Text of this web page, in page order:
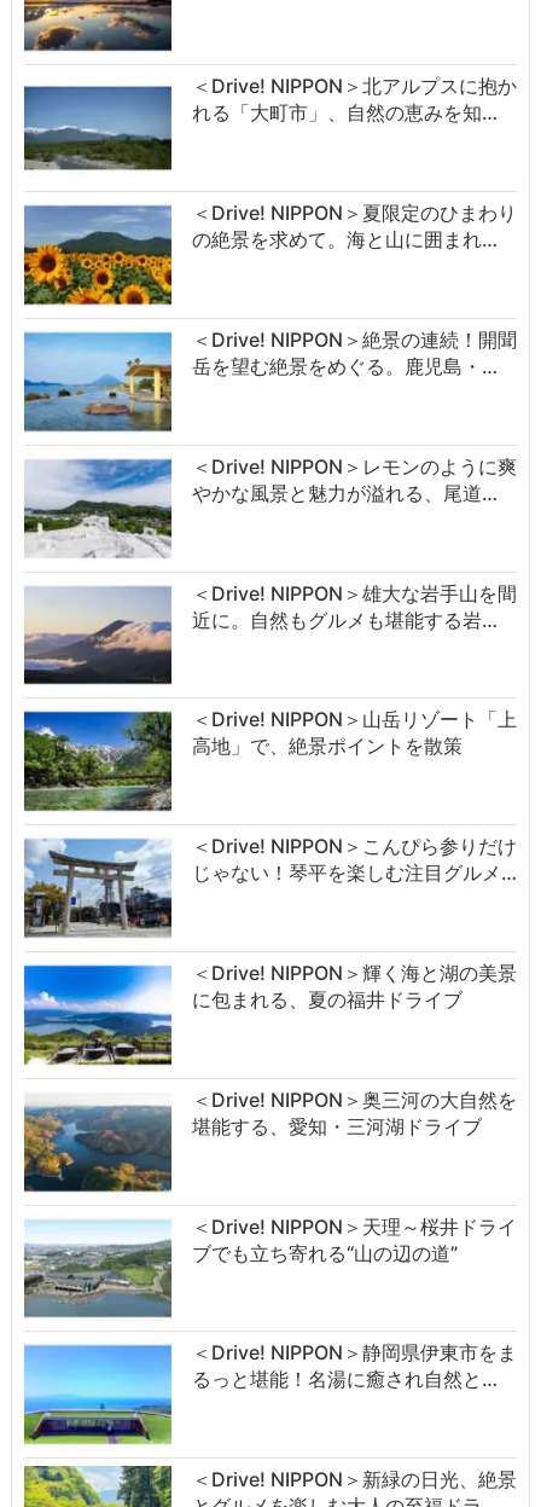
＜Drive! NIPPON＞北アルプスに抱か
れる「大町市」、自然の恵みを知…
＜Drive! NIPPON＞夏限定のひまわり
の絶景を求めて。海と山に囲まれ…
＜Drive! NIPPON＞絶景の連続！開聞
岳を望む絶景をめぐる。鹿児島・…
＜Drive! NIPPON＞レモンのように爽
やかな風景と魅力が溢れる、尾道…
＜Drive! NIPPON＞雄大な岩手山を間
近に。自然もグルメも堪能する岩…
＜Drive! NIPPON＞山岳リゾート「上
高地」で、絶景ポイントを散策
＜Drive! NIPPON＞こんぴら参りだけ
じゃない！琴平を楽しむ注目グルメ…
＜Drive! NIPPON＞輝く海と湖の美景
に包まれる、夏の福井ドライブ
＜Drive! NIPPON＞奥三河の大自然を
堪能する、愛知・三河湖ドライブ
＜Drive! NIPPON＞天理～桜井ドライ
ブでも立ち寄れる“山の辺の道”
＜Drive! NIPPON＞静岡県伊東市をま
るっと堪能！名湯に癒され自然と…
＜Drive! NIPPON＞新緑の日光、絶景